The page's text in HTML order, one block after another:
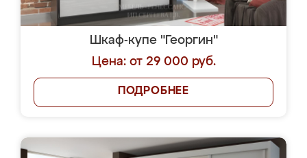
Шкаф-купе "Георгин"
Цена: от 29 000 руб.
ПОДРОБНЕЕ